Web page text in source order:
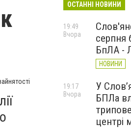
ОСТАННІ НОВИНИ
серпня
БпЛА -
НОВИНИ
19:49
Вчора
У
БПЛа
центрі
19:17
Вчора